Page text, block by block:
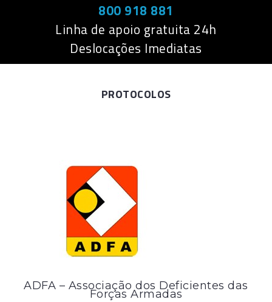
800 918 881
Linha de apoio gratuita 24h
Deslocações Imediatas
PROTOCOLOS
ADFA – Associação dos Deficientes das
Forças Armadas